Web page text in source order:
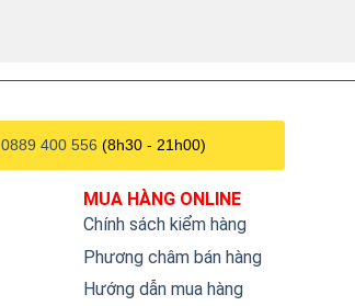
0889 400 556 (8h30 - 21h00)
MUA HÀNG ONLINE
Chính sách kiểm hàng
Phương châm bán hàng
Hướng dẫn mua hàng